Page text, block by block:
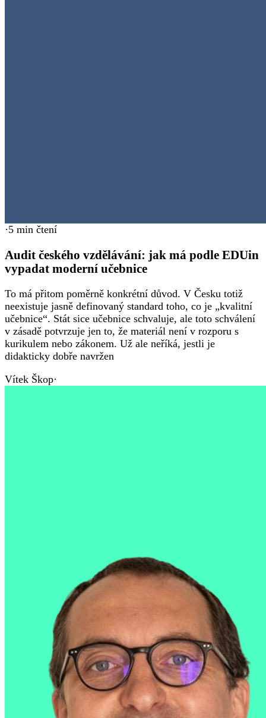
·5 min čtení
Audit českého vzdělávání: jak má podle EDUin
vypadat moderní učebnice
To má přitom poměrně konkrétní důvod. V Česku totiž
neexistuje jasně definovaný standard toho, co je „kvalitní
učebnice“. Stát sice učebnice schvaluje, ale toto schválení
v zásadě potvrzuje jen to, že materiál není v rozporu s
kurikulem nebo zákonem. Už ale neříká, jestli je
didakticky dobře navržen
Vítek Škop·